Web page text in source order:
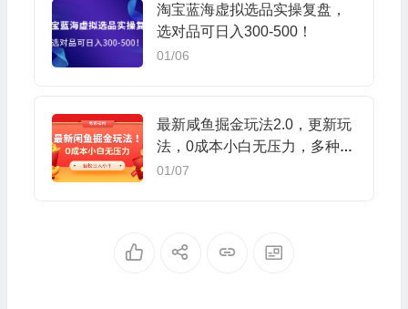
淘宝蓝海虚拟选品实操复盘，
选对品可日入300-500！
01/06
最新咸鱼掘金玩法2.0，更新玩
法，0成本小白无压力，多种变
现轻松日入过千
01/07